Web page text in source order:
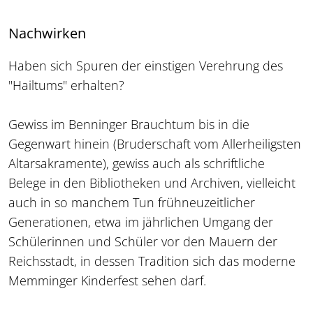
Nachwirken
Haben sich Spuren der einstigen Verehrung des
"Hailtums" erhalten?
Gewiss im Benninger Brauchtum bis in die
Gegenwart hinein (Bruderschaft vom Allerheiligsten
Altarsakramente), gewiss auch als schriftliche
Belege in den Bibliotheken und Archiven, vielleicht
auch in so manchem Tun frühneuzeitlicher
Generationen, etwa im jährlichen Umgang der
Schülerinnen und Schüler vor den Mauern der
Reichsstadt, in dessen Tradition sich das moderne
Memminger Kinderfest sehen darf.